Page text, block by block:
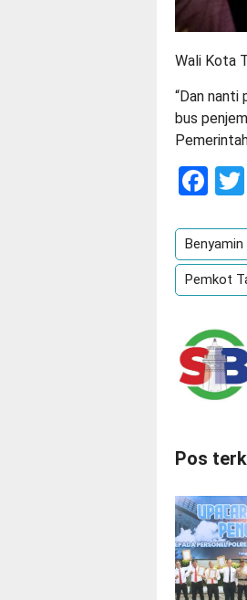
Wali Kota
“Dan nanti
bus
Benyamin
Pemkot
Pos